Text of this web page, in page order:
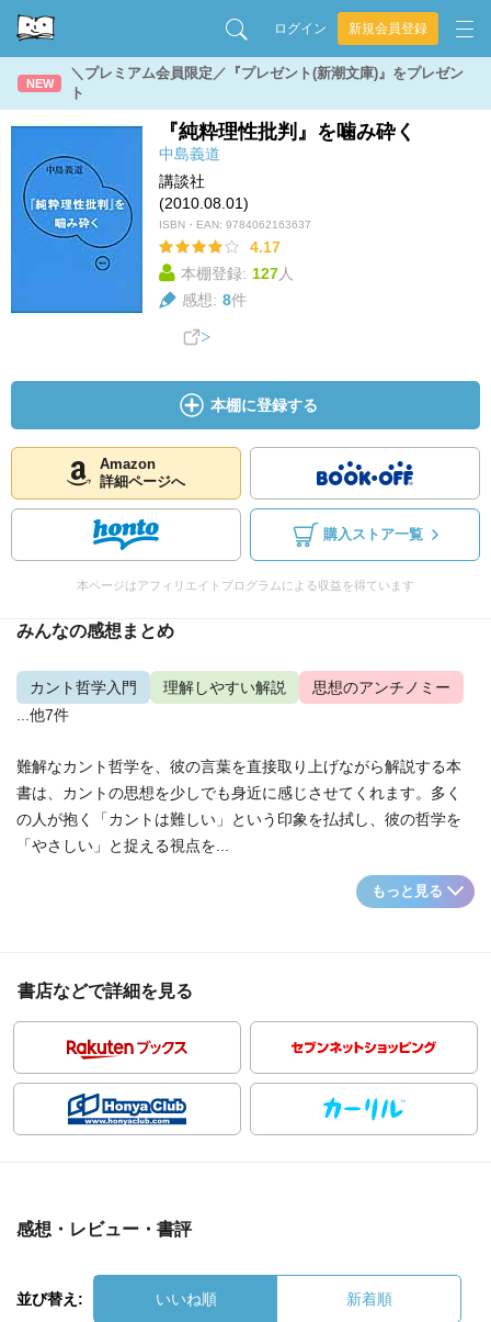
ログイン 新規会員登録
NEW
＼プレミアム会員限定／『プレゼント(新潮文庫)』をプレゼン
ト
『純粋理性批判』を噛み砕く
中島義道
講談社
(2010.08.01)
ISBN・EAN: 9784062163637
4.17
本棚登録: 127人
感想: 8件
本棚に登録する
Amazon
詳細ページへ
購入ストア一覧
本ページはアフィリエイトプログラムによる収益を得ています
みんなの感想まとめ
カント哲学入門 理解しやすい解説
思想のアンチノミー
...他7件
難解なカント哲学を、彼の言葉を直接取り上げながら解説する本
書は、カントの思想を少しでも身近に感じさせてくれます。多く
の人が抱く「カントは難しい」という印象を払拭し、彼の哲学を
「やさしい」と捉える視点を...
もっと見る
書店などで詳細を見る
感想・レビュー・書評
並び替え: いいね順 新着順